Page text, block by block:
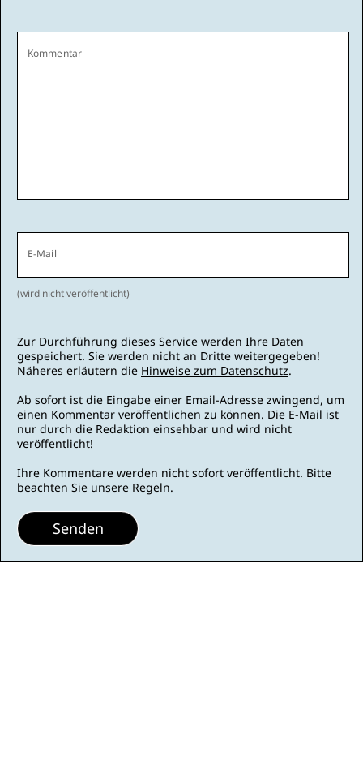
Kommentar
E-Mail
(wird nicht veröffentlicht)
Zur Durchführung dieses Service werden Ihre Daten
gespeichert. Sie werden nicht an Dritte weitergegeben!
Näheres erläutern die Hinweise zum Datenschutz.
Ab sofort ist die Eingabe einer Email-Adresse zwingend, um
einen Kommentar veröffentlichen zu können. Die E-Mail ist
nur durch die Redaktion einsehbar und wird nicht
veröffentlicht!
Ihre Kommentare werden nicht sofort veröffentlicht. Bitte
beachten Sie unsere Regeln.
Senden